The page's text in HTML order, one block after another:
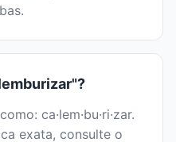
ca·lem·bu·ri·zar.
exata, consulte o